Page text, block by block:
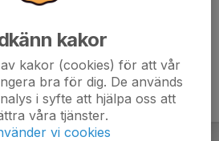
kakor
kakor (cookies) för att vår
bra för dig. De används
i syfte att hjälpa oss att
våra tjänster.
vi cookies